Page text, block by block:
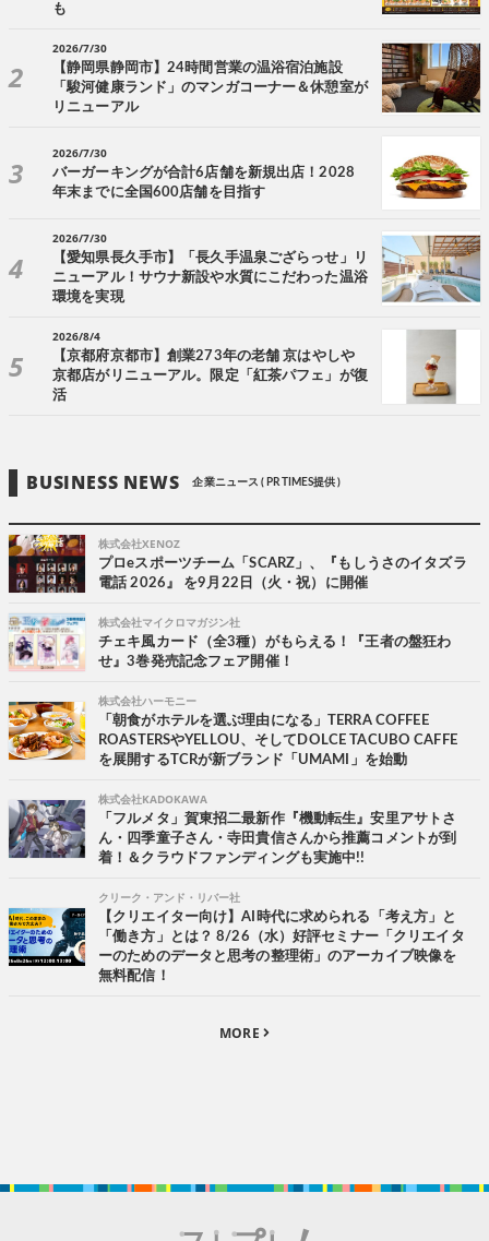
も
2026/7/30
【静岡県静岡市】24時間営業の温浴宿泊施設
「駿河健康ランド」のマンガコーナー＆休憩室が
リニューアル
2026/7/30
バーガーキングが合計6店舗を新規出店！2028
年末までに全国600店舗を目指す
2026/7/30
【愛知県長久手市】「長久手温泉ござらっせ」リ
ニューアル！サウナ新設や水質にこだわった温浴
環境を実現
2026/8/4
【京都府京都市】創業273年の老舗 京はやしや
京都店がリニューアル。限定「紅茶パフェ」が復
活
BUSINESS NEWS 企業ニュース ( PR TIMES提供 )
株式会社XENOZ
プロeスポーツチーム「SCARZ」、『もしうさのイタズラ
電話 2026』 を9月22日（火・祝）に開催
株式会社マイクロマガジン社
チェキ風カード（全3種）がもらえる！『王者の盤狂わ
せ』3巻発売記念フェア開催！
株式会社ハーモニー
「朝食がホテルを選ぶ理由になる」TERRA COFFEE
ROASTERSやYELLOU、そしてDOLCE TACUBO CAFFE
を展開するTCRが新ブランド「UMAMI」を始動
株式会社KADOKAWA
「フルメタ」賀東招二最新作『機動転生』安里アサトさ
ん・四季童子さん・寺田貴信さんから推薦コメントが到
着！＆クラウドファンディングも実施中!!
クリーク・アンド・リバー社
【クリエイター向け】AI時代に求められる「考え方」と
「働き方」とは？ 8/26（水）好評セミナー「クリエイタ
ーのためのデータと思考の整理術」のアーカイブ映像を
無料配信！
MORE